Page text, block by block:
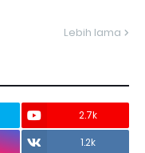
Lebih lama
2.7k
1.2k